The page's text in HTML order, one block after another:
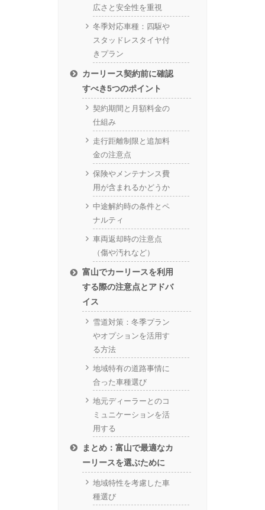
広さと安全性を重視
冬季対応車種：四駆や
スタッドレスタイヤ付
きプラン
カーリース契約前に確認
すべき5つのポイント
契約期間と月額料金の
仕組み
走行距離制限と追加料
金の注意点
保険やメンテナンス費
用が含まれるかどうか
中途解約時の条件とペ
ナルティ
車両返却時の注意点
（傷や汚れなど）
富山でカーリースを利用
する際の注意点とアドバ
イス
雪道対策：冬季プラン
やオプションを活用す
る方法
地域特有の道路事情に
合った車種選び
地元ディーラーとのコ
ミュニケーションを活
用する
まとめ：富山で最適なカ
ーリースを選ぶために
地域特性を考慮した車
種選び